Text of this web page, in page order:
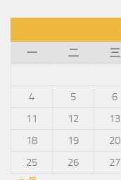
一
二 三
4
5 6
11
12 13
18
19 20
25
26 27